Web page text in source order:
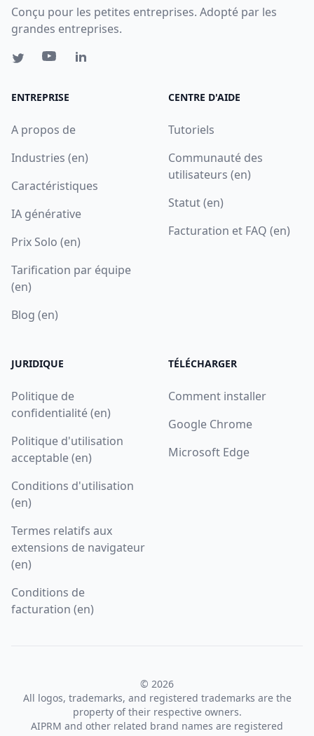
Conçu pour les petites entreprises. Adopté par les
grandes entreprises.
ENTREPRISE
A propos de
Industries (en)
Caractéristiques
IA générative
Prix Solo (en)
Tarification par équipe
(en)
Blog (en)
CENTRE D'AIDE
Tutoriels
Communauté des
utilisateurs (en)
Statut (en)
Facturation et FAQ (en)
JURIDIQUE
Politique de
confidentialité (en)
Politique d'utilisation
acceptable (en)
Conditions d'utilisation
(en)
Termes relatifs aux
extensions de navigateur
(en)
Conditions de
facturation (en)
TÉLÉCHARGER
Comment installer
Google Chrome
Microsoft Edge
© 2026
All logos, trademarks, and registered trademarks are the
property of their respective owners.
AIPRM and other related brand names are registered